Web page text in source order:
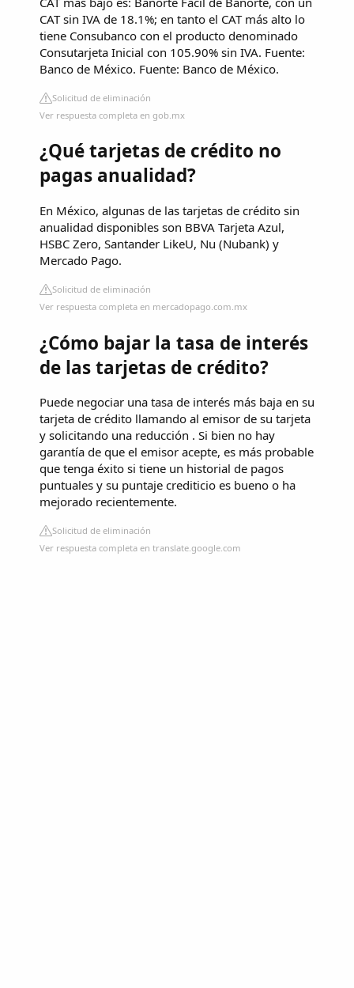
CAT sin IVA de 18.1%; en tanto el CAT más alto lo
tiene Consubanco con el producto denominado
Consutarjeta Inicial con 105.90% sin IVA. Fuente:
Banco de México. Fuente: Banco de México.
Solicitud de eliminación
Ver respuesta completa en gob.mx
¿Qué tarjetas de crédito no
pagas anualidad?
En México, algunas de las tarjetas de crédito sin
anualidad disponibles son BBVA Tarjeta Azul,
HSBC Zero, Santander LikeU, Nu (Nubank) y
Mercado Pago.
Solicitud de eliminación
Ver respuesta completa en mercadopago.com.mx
¿Cómo bajar la tasa de interés
de las tarjetas de crédito?
Puede negociar una tasa de interés más baja en su
tarjeta de crédito llamando al emisor de su tarjeta
y solicitando una reducción . Si bien no hay
garantía de que el emisor acepte, es más probable
que tenga éxito si tiene un historial de pagos
puntuales y su puntaje crediticio es bueno o ha
mejorado recientemente.
Solicitud de eliminación
Ver respuesta completa en translate.google.com